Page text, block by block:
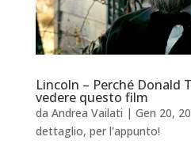
Lincoln – Perché Donald
vedere questo film
da Andrea Vailati | Gen 20,
dettaglio, per l'appunto!